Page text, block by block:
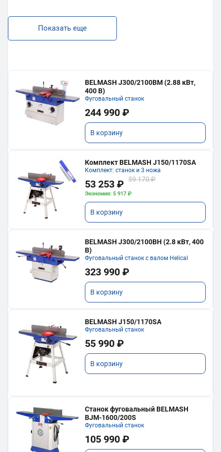
Показать еще
BELMASH J300/2100ВМ (2.88 кВт,
400 В)
Фуговальный станок
244 990 ₽
В корзину
Комплект BELMASH J150/1170SA
Комплект: станок и 3 ножа
53 253 ₽ 59 170 ₽
Экономия: 5 917 ₽
В корзину
BELMASH J300/2100ВH (2.8 кВт, 400
В)
Фуговальный станок с валом Helical
323 990 ₽
В корзину
BELMASH J150/1170SA
Фуговальный станок
55 990 ₽
В корзину
Станок фуговальный BELMASH
BJM-1600/200S
Фуговальный станок
105 990 ₽